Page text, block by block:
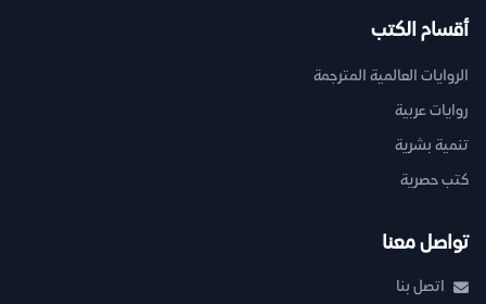
أقسام الكتب
الروايات العالمية المترجمة
روايات عربية
تنمية بشرية
كتب حصرية
تواصل معنا
اتصل بنا